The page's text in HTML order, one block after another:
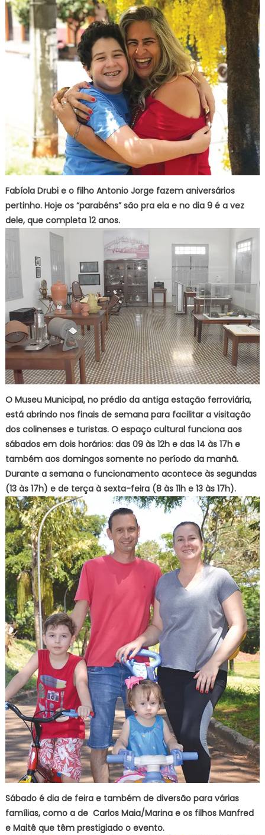
Fabíola Drubi e o filho Antonio Jorge fazem aniversários
pertinho. Hoje os “parabéns” são pra ela e no dia 9 é a vez
dele, que completa 12 anos.
O Museu Municipal, no prédio da antiga estação ferroviária,
está abrindo nos finais de semana para facilitar a visitação
dos colinenses e turistas. O espaço cultural funciona aos
sábados em dois horários: das 09 às 12h e das 14 às 17h e
também aos domingos somente no período da manhã.
Durante a semana o funcionamento acontece às segundas
(13 às 17h) e de terça à sexta-feira (8 às 11h e 13 às 17h).
Sábado é dia de feira e também de diversão para várias
famílias, como a de Carlos Maia/Marina e os filhos Manfred
e Maitê que têm prestigiado o evento.